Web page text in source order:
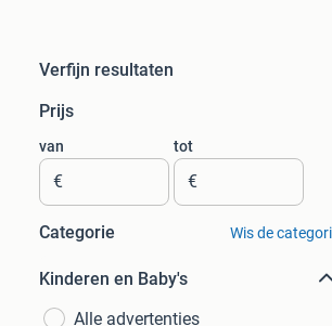
Verfijn resultaten
Prijs
van
€
tot
€
Categorie Wis de
Kinderen en Baby's
Alle advertenties